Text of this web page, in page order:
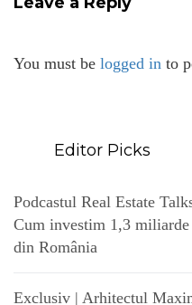
You must be logged in to
Editor Picks
Podcastul Real Estate
Cum investim 1,3
din România
Exclusiv | Arhitectul